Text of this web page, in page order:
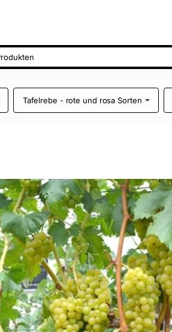
Tafelrebe - rote und rosa Sorten